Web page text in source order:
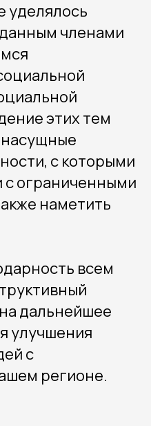
уделялось
членами
этих тем
насущные
с которыми
с ограниченными
наметить
всем
дальнейшее
улучшения
с
регионе.